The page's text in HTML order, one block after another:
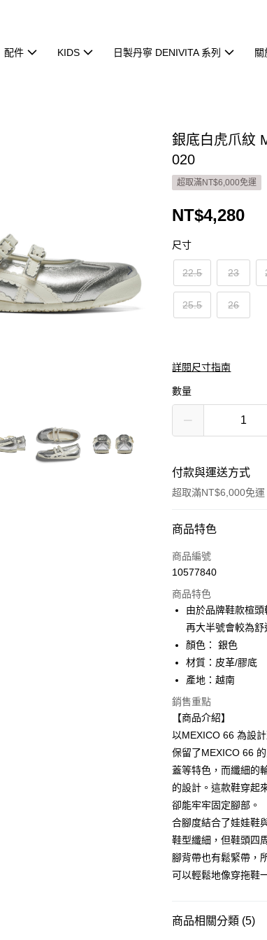
配件 KIDS 日製丹寧 DENIVITA 系列 關
銀底白虎爪紋
020
超取滿NT$6,000免運
NT$4,280
尺寸
22.5 23
25.5 26
詳閱尺寸指南
數量
付款與運送方式
超取滿NT$6,000免運
付款方式
信用卡一次付款
LINE Pay
Apple Pay
ATM付款
運送方式
全家取貨付款
每筆NT$80，滿
付款後全家取貨
每筆NT$80，滿
萊爾富取貨付款
每筆NT$80，滿
付款後萊爾富取貨
每筆NT$80，滿
每筆NT$80，滿
商品特色
商品編號
10577840
商品特色
由於品牌鞋款楦
再大半號會較為舒
顏色： 銀色
材質：皮革/膠底
產地：越南
銷售重點
【商品介紹】
以MEXICO 66 為設
保留了MEXICO 66
蓋等特色，而纖細的
的設計。這款鞋穿起
卻能牢牢固定腳部。
合腳度結合了娃娃鞋
鞋型纖細，但鞋頭四
腳背帶也有鬆緊帶，
可以輕鬆地像穿拖鞋
商品相關分類 (5)